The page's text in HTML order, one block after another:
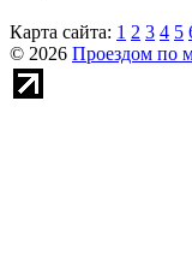
Карта сайта: 1 2 3 4 5
© 2026 Проездом по